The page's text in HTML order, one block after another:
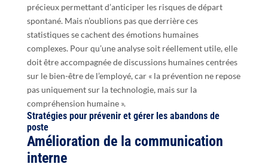
précieux permettant d’anticiper les risques de départ
spontané. Mais n’oublions pas que derrière ces
statistiques se cachent des émotions humaines
complexes. Pour qu’une analyse soit réellement utile, elle
doit être accompagnée de discussions humaines centrées
sur le bien-être de l’employé, car « la prévention ne repose
pas uniquement sur la technologie, mais sur la
compréhension humaine ».
Stratégies pour prévenir et gérer les abandons de
poste
Amélioration de la communication
interne